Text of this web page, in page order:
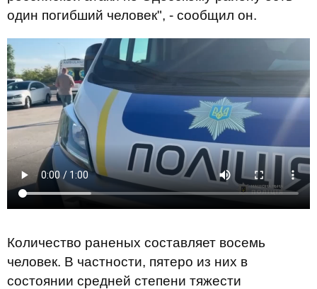
один погибший человек", - сообщил он.
Количество раненых составляет восемь
человек. В частности, пятеро из них в
состоянии средней степени тяжести